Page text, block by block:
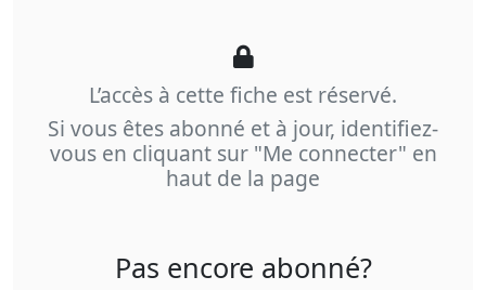
L’accès à cette fiche est réservé.
Si vous êtes abonné et à jour, identifiez-
vous en cliquant sur "Me connecter" en
haut de la page
Pas encore abonné?